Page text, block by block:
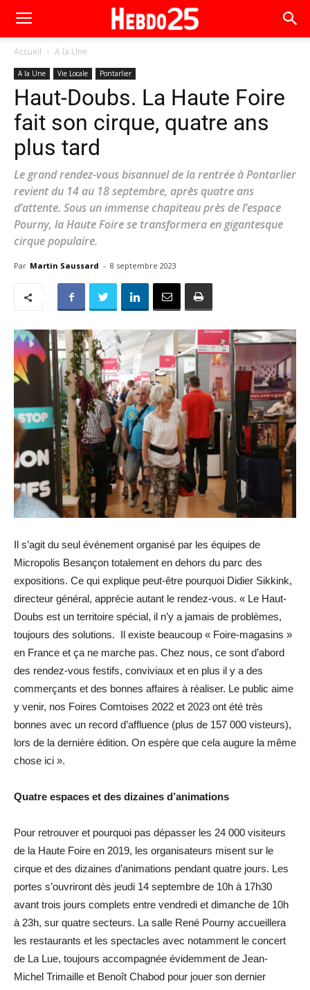
Accueil A la Une
A la Une Vie Locale Pontarlier
Haut-Doubs. La Haute Foire
fait son cirque, quatre ans
plus tard
Le grand rendez-vous bisannuel de la rentrée à Pontarlier
revient du 14 au 18 septembre, après quatre ans
d’attente. Sous un immense chapiteau près de l’espace
Pourny, la Haute Foire se transformera en gigantesque
cirque populaire.
Par Martin Saussard - 8 septembre 2023
Il s’agit du seul événement organisé par les équipes de
Micropolis Besançon totalement en dehors du parc des
expositions. Ce qui explique peut-être pourquoi Didier Sikkink,
directeur général, apprécie autant le rendez-vous. « Le Haut-
Doubs est un territoire spécial, il n’y a jamais de problèmes,
toujours des solutions. Il existe beaucoup « Foire-magasins »
en France et ça ne marche pas. Chez nous, ce sont d’abord
des rendez-vous festifs, conviviaux et en plus il y a des
commerçants et des bonnes affaires à réaliser. Le public aime
y venir, nos Foires Comtoises 2022 et 2023 ont été très
bonnes avec un record d’affluence (plus de 157 000 visteurs),
lors de la dernière édition. On espère que cela augure la même
chose ici ».
Quatre espaces et des dizaines d’animations
Pour retrouver et pourquoi pas dépasser les 24 000 visiteurs
de la Haute Foire en 2019, les organisateurs misent sur le
cirque et des dizaines d’animations pendant quatre jours. Les
portes s’ouvriront dès jeudi 14 septembre de 10h à 17h30
avant trois jours complets entre vendredi et dimanche de 10h
à 23h, sur quatre secteurs. La salle René Pourny accueillera
les restaurants et les spectacles avec notamment le concert
de La Lue, toujours accompagnée évidemment de Jean-
Michel Trimaille et Benoît Chabod pour jouer son dernier